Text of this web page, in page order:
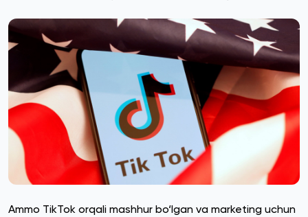
Ammo TikTok orqali mashhur bo‘lgan va marketing uchun